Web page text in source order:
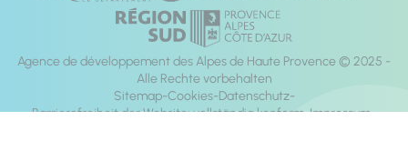
Agence de développement des Alpes de Haute Provence © 2025 -
Alle Rechte vorbehalten
Sitemap Cookies Datenschutz
Barrierefreiheit der Website: vollständig konform Impressum